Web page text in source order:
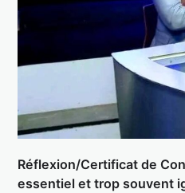
Réflexion/Certificat de
essentiel et trop souvent